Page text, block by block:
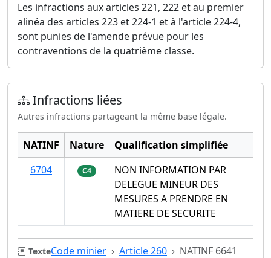
Les infractions aux articles 221, 222 et au premier
alinéa des articles 223 et 224-1 et à l'article 224-4,
sont punies de l'amende prévue pour les
contraventions de la quatrième classe.
Infractions liées
Autres infractions partageant la même base légale.
NATINF Nature
Qualification simplifiée
6704
C4
NON INFORMATION PAR
DELEGUE MINEUR DES
MESURES A PRENDRE EN
MATIERE DE SECURITE
TexteCode minier Article 260 NATINF 6641